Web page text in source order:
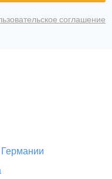
соглашение